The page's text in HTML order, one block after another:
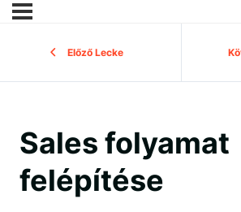
Előző Lecke
Sales folyamat
felépítése